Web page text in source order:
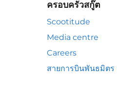
ครอบครัวสกู๊ต
Scootitude
Media centre
Careers
สายการบินพันธมิตร